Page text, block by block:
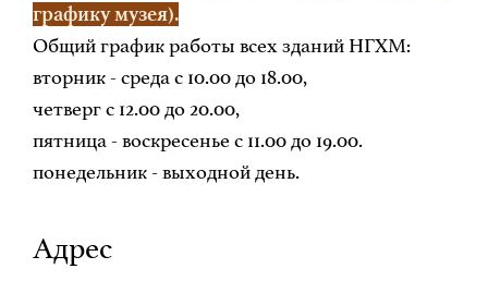
графику музея).
Общий график работы всех зданий НГХМ:
вторник - среда с 10.00 до 18.00,
четверг с 12.00 до 20.00,
пятница - воскресенье с 11.00 до 19.00.
понедельник - выходной день.
Адрес